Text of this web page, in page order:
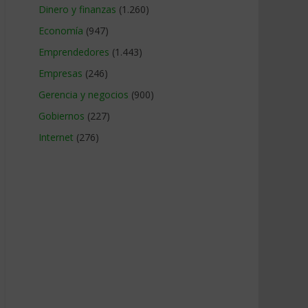
Dinero y finanzas (1.260)
Economía (947)
Emprendedores (1.443)
Empresas (246)
Gerencia y negocios (900)
Gobiernos (227)
Internet (276)